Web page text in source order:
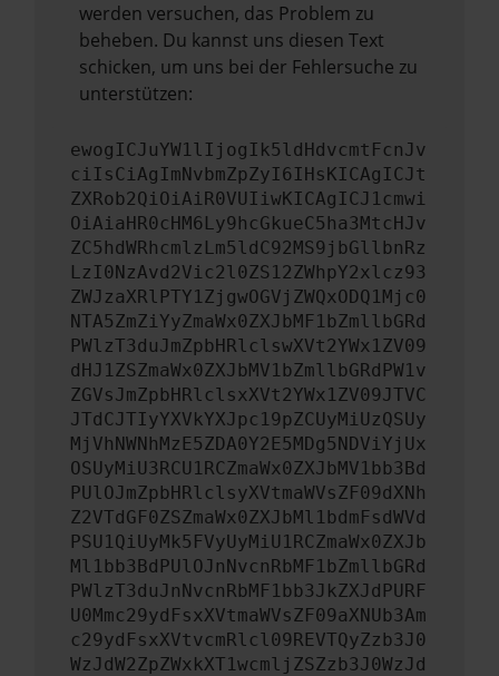
werden versuchen, das Problem zu
beheben. Du kannst uns diesen Text
schicken, um uns bei der Fehlersuche zu
unterstützen:
ewogICJuYW1lIjogIk5ldHdvcmtFcnJv
ciIsCiAgImNvbmZpZyI6IHsKICAgICJt
ZXRob2QiOiAiR0VUIiwKICAgICJ1cmwi
OiAiaHR0cHM6Ly9hcGkueC5ha3MtcHJv
ZC5hdWRhcmlzLm5ldC92MS9jbGllbnRz
LzI0NzAvd2Vic2l0ZS12ZWhpY2xlcz93
ZWJzaXRlPTY1ZjgwOGVjZWQxODQ1Mjc0
NTA5ZmZiYyZmaWx0ZXJbMF1bZmllbGRd
PWlzT3duJmZpbHRlclswXVt2YWx1ZV09
dHJ1ZSZmaWx0ZXJbMV1bZmllbGRdPW1v
ZGVsJmZpbHRlclsxXVt2YWx1ZV09JTVC
JTdCJTIyYXVkYXJpc19pZCUyMiUzQSUy
MjVhNWNhMzE5ZDA0Y2E5MDg5NDViYjUx
OSUyMiU3RCU1RCZmaWx0ZXJbMV1bb3Bd
PUlOJmZpbHRlclsyXVtmaWVsZF09dXNh
Z2VTdGF0ZSZmaWx0ZXJbMl1bdmFsdWVd
PSU1QiUyMk5FVyUyMiU1RCZmaWx0ZXJb
Ml1bb3BdPUlOJnNvcnRbMF1bZmllbGRd
PWlzT3duJnNvcnRbMF1bb3JkZXJdPURF
U0Mmc29ydFsxXVtmaWVsZF09aXNUb3Am
c29ydFsxXVtvcmRlcl09REVTQyZzb3J0
WzJdW2ZpZWxkXT1wcmljZSZzb3J0WzJd